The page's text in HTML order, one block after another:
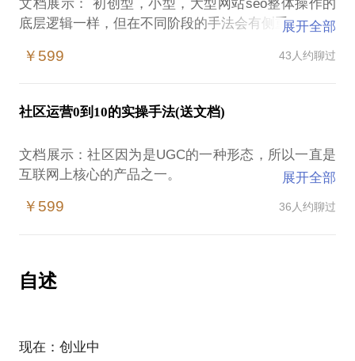
文档展示： 初创型，小型，大型网站seo整体操作的
底层逻辑一样，但在不同阶段的手法会有侧重。
免费拿到这7亿中的用户，并且把这些用户直接带到自
所以从获取用户的单价和用户的质量来看，SEO价值
都是非常大的。
如：
1. 提升网站的权重就是多发外链，多发站内站外文章
吗？
指文案中出现关键词，还是tdk中的关键词，密度？
熟的，这些问题都有标准答案。
展开全部
￥599 43人约聊过
社区运营0到10的实操手法(送文档)
文档展示：社区因为是UGC的一种形态，所以一直是
互联网上核心的产品之一。
在的小红书等，社区的表现形式及产品功能都在进行
和一些社区运营同学交流，发现很多运营同学对
社区运营的定位（如：产品体系，内容体系，用户体
可能也会碰到一些问题如：
展开全部
￥599 36人约聊过
自述
现在：创业中